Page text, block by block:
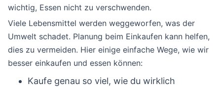
wichtig, Essen nicht zu verschwenden.
Viele Lebensmittel werden weggeworfen, was der
Umwelt schadet. Planung beim Einkaufen kann helfen,
dies zu vermeiden. Hier einige einfache Wege, wie wir
besser einkaufen und essen können:
Kaufe genau so viel, wie du wirklich